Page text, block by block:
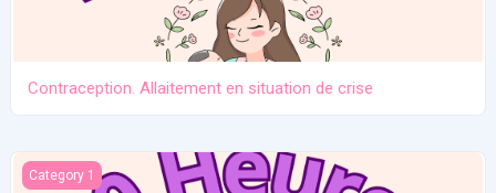
Contraception. Allaitement en situation de crise
Allaitement travail et séparation
Category 1